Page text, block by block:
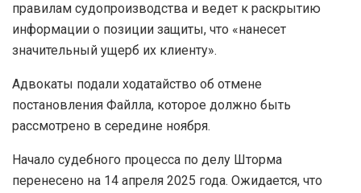
правилам судопроизводства и ведет к раскрытию
информации о позиции защиты, что «нанесет
значительный ущерб их клиенту».
Адвокаты подали ходатайство об отмене
постановления Файлла, которое должно быть
рассмотрено в середине ноября.
Начало судебного процесса по делу Шторма
перенесено на 14 апреля 2025 года. Ожидается, что